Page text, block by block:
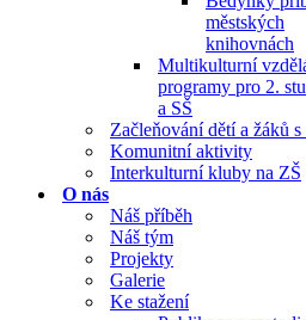
městských
knihovnách
Multikulturní
programy pro 2.
a SŠ
Začleňování dětí a žáků
Komunitní aktivity
Interkulturní kluby na ZŠ
O nás
Náš příběh
Náš tým
Projekty
Galerie
Ke stažení